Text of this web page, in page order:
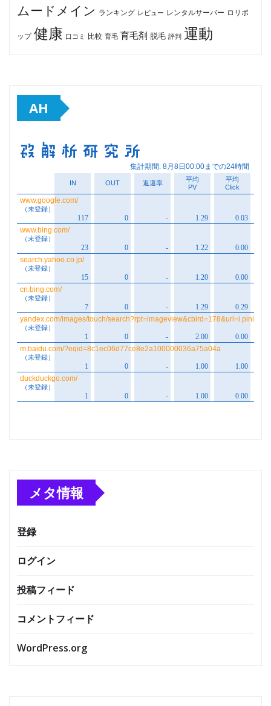
ムードメイン ランキング レビュー レンタルサーバー ロリポ
ップ 健康 口コミ 比較 育毛 育毛剤 脱毛 評判 運動
AH
メタ情報
登録
ログイン
投稿フィード
コメントフィード
WordPress.org